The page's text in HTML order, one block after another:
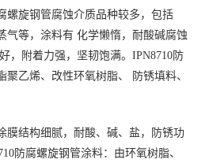
螺旋钢管腐蚀介质品种较多，包括
气等，涂料有 化学懒惰，耐酸碱腐蚀
，附着力强，坚韧饱满。IPN8710防
聚乙烯、改性环氧树脂、 防锈填料、
膜结构细腻，耐酸、碱、盐，防锈功
防腐螺旋钢管涂料：由环氧树脂、